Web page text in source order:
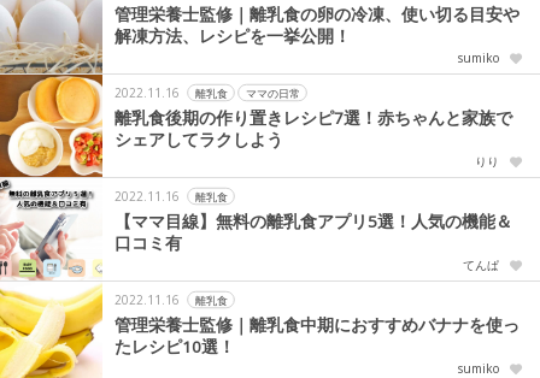
管理栄養士監修｜離乳食の卵の冷凍、使い切る目安や
解凍方法、レシピを一挙公開！
sumiko
2022.11.16 離乳食 ママの日常
離乳食後期の作り置きレシピ7選！赤ちゃんと家族で
シェアしてラクしよう
りり
2022.11.16 離乳食
【ママ目線】無料の離乳食アプリ5選！人気の機能＆
口コミ有
てんぱ
2022.11.16 離乳食
管理栄養士監修｜離乳食中期におすすめバナナを使っ
たレシピ10選！
sumiko